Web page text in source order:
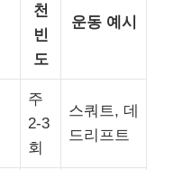
천
빈
도
운동 예시
주
2-3
회
스쿼트, 데
드리프트